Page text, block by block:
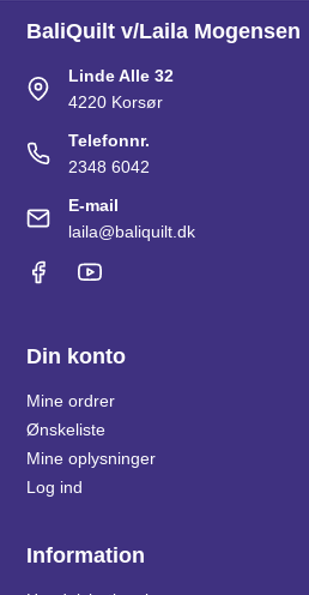
BaliQuilt v/Laila Mogensen
Linde Alle 32
4220 Korsør
Telefonnr.
2348 6042
E-mail
laila@baliquilt.dk
Din konto
Mine ordrer
Ønskeliste
Mine oplysninger
Log ind
Information